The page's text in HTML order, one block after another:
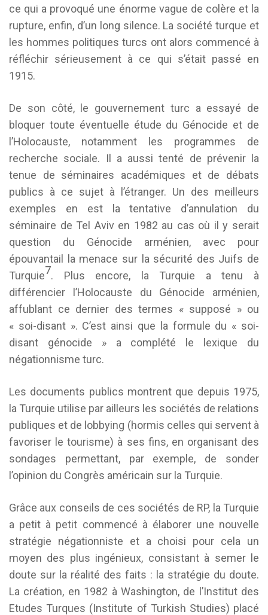
ce qui a provoqué une énorme vague de colère et la
rupture, enfin, d’un long silence. La société turque et
les hommes politiques turcs ont alors commencé à
réfléchir sérieusement à ce qui s’était passé en
1915.
De son côté, le gouvernement turc a essayé de
bloquer toute éventuelle étude du Génocide et de
l’Holocauste, notamment les programmes de
recherche sociale. Il a aussi tenté de prévenir la
tenue de séminaires académiques et de débats
publics à ce sujet à l’étranger. Un des meilleurs
exemples en est la tentative d’annulation du
séminaire de Tel Aviv en 1982 au cas où il y serait
question du Génocide arménien, avec pour
épouvantail la menace sur la sécurité des Juifs de
Turquie7. Plus encore, la Turquie a tenu à
différencier l’Holocauste du Génocide arménien,
affublant ce dernier des termes « supposé » ou
« soi-disant ». C’est ainsi que la formule du « soi-
disant génocide » a complété le lexique du
négationnisme turc.
Les documents publics montrent que depuis 1975,
la Turquie utilise par ailleurs les sociétés de relations
publiques et de lobbying (hormis celles qui servent à
favoriser le tourisme) à ses fins, en organisant des
sondages permettant, par exemple, de sonder
l’opinion du Congrès américain sur la Turquie.
Grâce aux conseils de ces sociétés de RP, la Turquie
a petit à petit commencé à élaborer une nouvelle
stratégie négationniste et a choisi pour cela un
moyen des plus ingénieux, consistant à semer le
doute sur la réalité des faits : la stratégie du doute.
La création, en 1982 à Washington, de l’Institut des
Etudes Turques (Institute of Turkish Studies) placé